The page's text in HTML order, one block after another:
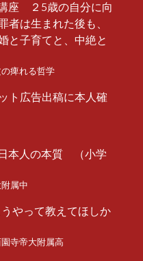
座 ２5歳の自分に向
は生まれた後も、
と子育てと、中絶と
痺れる哲学
ト広告出稿に本人確
本人の本質 （小学
属中
やって教えてほしか
寺帝大附属高